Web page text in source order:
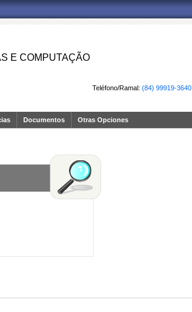
E COMPUTAÇÃO
Teléfono/Ramal: (84) 99919-3640
Documentos Otras Opciones